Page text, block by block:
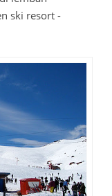
ski resort -